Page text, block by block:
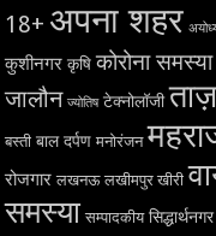
18+ अपना शहर
कुशीनगर कृषि कोरोना समस्या
जालौन ज्योतिष टेक्नोलॉजी
बस्ती बाल दर्पण मनोरंजन
रोजगार लखनऊ लखीमपुर खीरी
समस्या सम्पादकीय सिद्धार्थनगर